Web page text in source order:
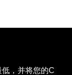
，并将您的C